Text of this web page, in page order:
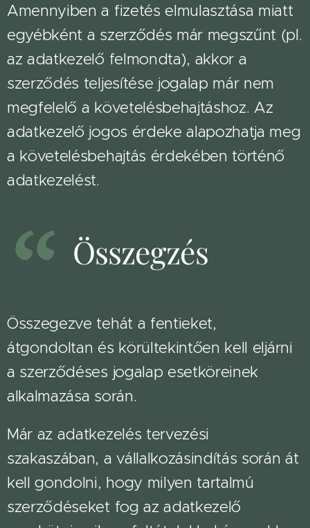
Amennyiben a fizetés elmulasztása miatt
egyébként a szerződés már megszűnt (pl.
az adatkezelő felmondta), akkor a
szerződés teljesítése jogalap már nem
megfelelő a követelésbehajtáshoz. Az
adatkezelő jogos érdeke alapozhatja meg
a követelésbehajtás érdekében történő
adatkezelést.
Összegzés
Összegezve tehát a fentieket,
átgondoltan és körültekintően kell eljárni
a szerződéses jogalap esetköreinek
alkalmazása során.
Már az adatkezelés tervezési
szakaszában, a vállalkozásindítás során át
kell gondolni, hogy milyen tartalmú
szerződéseket fog az adatkezelő